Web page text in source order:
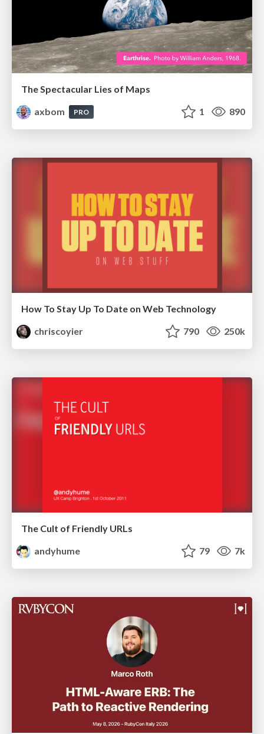
The Spectacular Lies of Maps
axbom
PRO 1 890
How To Stay Up To Date on Web Technology
chriscoyier
790 250k
The Cult of Friendly URLs
andyhume
79 7k